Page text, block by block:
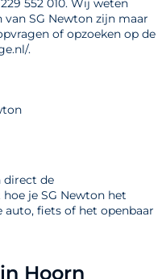
552 010. Wij weten
SG Newton zijn maar
of opzoeken op de
.
direct de
je SG Newton het
fiets of het openbaar
Hoorn